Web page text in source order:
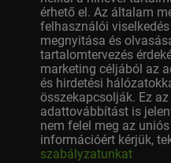
érhető el. Az általam
felhasználói
megnyitása és
tartalomtervezés
marketing céljából az
és hirdetési
összekapcsolják. Ez
adattovábbítást is
nem felel meg az
információért kérjük,
szabályzatunkat